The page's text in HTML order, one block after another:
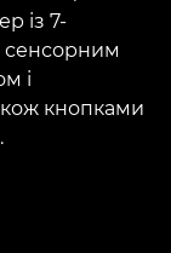
із 7-
сенсорним
і
кнопками